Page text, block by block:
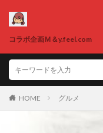
コラボ企画Ｍ＆y.feel.com
HOME グルメ